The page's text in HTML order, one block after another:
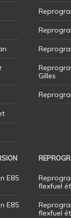
Gilles
E85
E85
flexfuel
flexfuel